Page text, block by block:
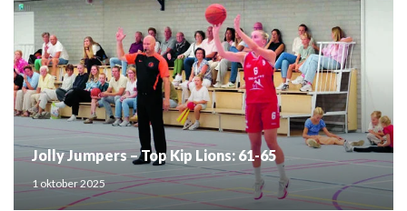
Jolly Jumpers – Top Kip Lions: 61-65
1 oktober 2025